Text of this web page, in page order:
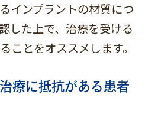
インプラントの材質につ
した上で、治療を受ける
ことをオススメします。
療に抵抗がある患者